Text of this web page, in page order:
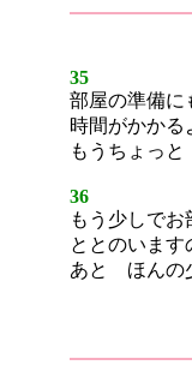
35
部屋の準備に
時間がかかる
もうちょっ
36
もう少しで
ととのいます
あと ほんの